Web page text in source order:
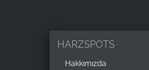
HARZSPOTS
Hakkımızda